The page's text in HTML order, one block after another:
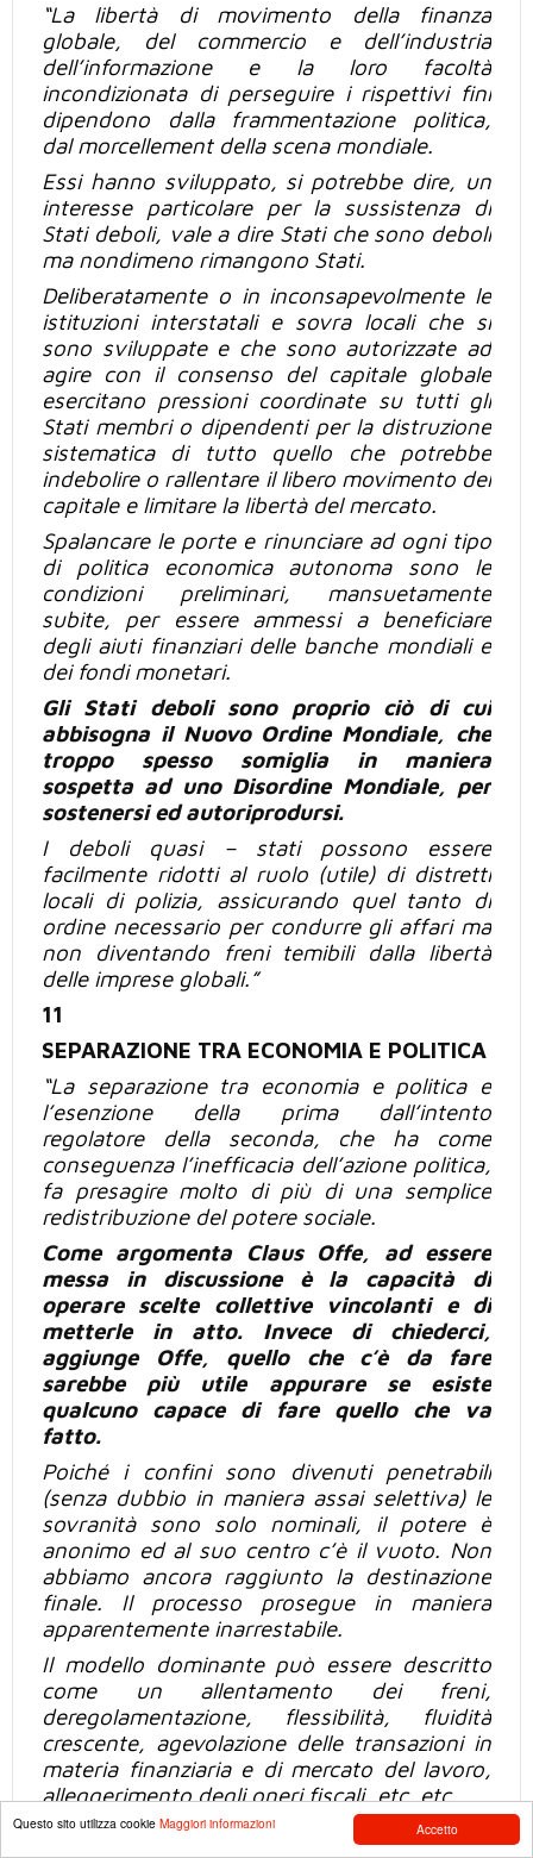
Accetto
Questo sito utilizza cookie Maggiori informazioni
“La libertà di movimento della finanza
globale, del commercio e dell’industria
dell’informazione
e la loro facoltà
incondizionata di perseguire i rispettivi fini
dipendono dalla frammentazione politica,
dal morcellement della scena mondiale.
Essi hanno sviluppato, si potrebbe dire, un
interesse particolare per la sussistenza di
Stati deboli, vale a dire Stati che sono deboli
ma nondimeno rimangono Stati.
Deliberatamente o in inconsapevolmente le
istituzioni interstatali e sovra locali che si
sono sviluppate e che sono autorizzate ad
agire con il consenso del capitale globale
esercitano pressioni coordinate su tutti gli
Stati membri o dipendenti per la distruzione
sistematica di tutto quello che potrebbe
indebolire o rallentare il libero movimento del
capitale e limitare la libertà del mercato.
Spalancare le porte e rinunciare ad ogni tipo
di politica economica autonoma sono le
condizioni preliminari, mansuetamente
subite, per essere ammessi a beneficiare
degli aiuti finanziari delle banche mondiali e
dei fondi monetari.
Gli Stati deboli sono proprio ciò di cui
abbisogna il Nuovo Ordine Mondiale, che
troppo spesso somiglia in maniera
sospetta ad uno Disordine Mondiale, per
sostenersi ed autoriprodursi.
I deboli quasi – stati possono essere
facilmente ridotti al ruolo (utile) di distretti
locali di polizia, assicurando quel tanto di
ordine necessario per condurre gli affari ma
non diventando freni temibili dalla libertà
delle imprese globali.”
11
SEPARAZIONE TRA ECONOMIA E POLITICA
“La separazione tra economia e politica e
l’esenzione della prima dall’intento
regolatore della seconda, che ha come
conseguenza l’inefficacia dell’azione politica,
fa presagire molto di più di una semplice
redistribuzione del potere sociale.
Come argomenta Claus Offe, ad essere
messa in discussione è la capacità di
operare scelte collettive vincolanti e di
metterle in atto. Invece di chiederci,
aggiunge Offe, quello che c’è da fare
sarebbe più utile appurare se esiste
qualcuno capace
di fare
quello che va
fatto.
Poiché i confini sono divenuti penetrabili
(senza dubbio in maniera assai selettiva) le
sovranità sono solo nominali, il potere è
anonimo ed al suo centro c’è il vuoto. Non
abbiamo ancora raggiunto la destinazione
finale. Il processo prosegue in maniera
apparentemente inarrestabile.
Il modello dominante può essere descritto
come un allentamento dei freni,
deregolamentazione, flessibilità, fluidità
crescente, agevolazione delle transazioni in
materia finanziaria e di mercato del lavoro,
alleggerimento degli oneri fiscali, etc. etc.
Quanto piùquesto modello è applicato con